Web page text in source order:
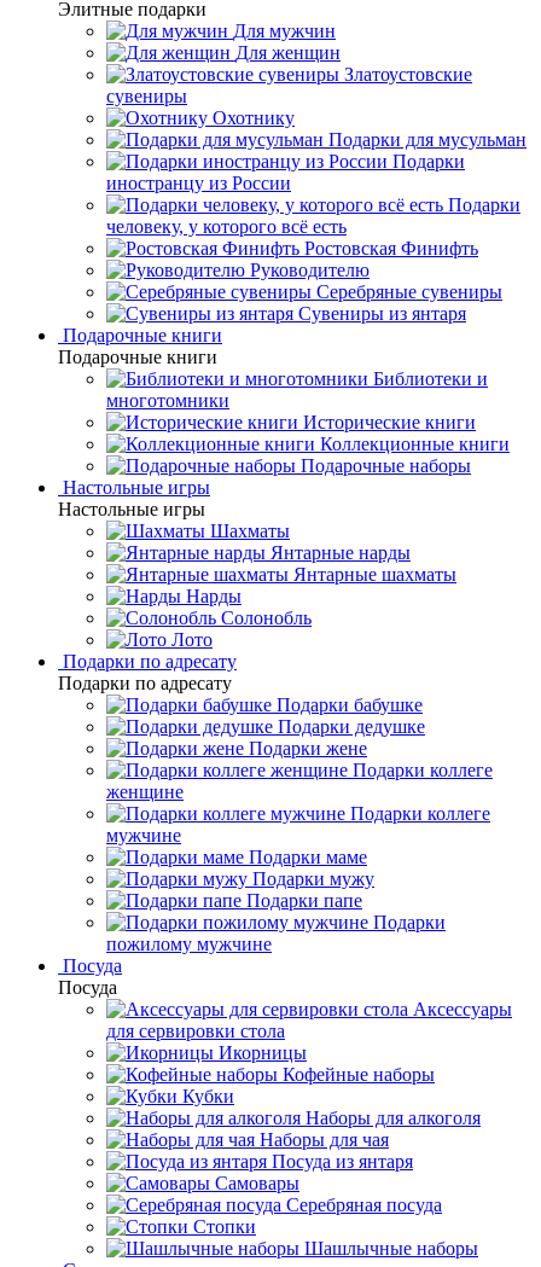
Элитные подарки
Для мужчин
Для женщин
Златоустовские
сувениры
Охотнику
Подарки для мусульман
Подарки
иностранцу из России
Подарки
человеку, у которого всё есть
Ростовская Финифть
Руководителю
Серебряные сувениры
Сувениры из янтаря
Подарочные книги
Подарочные книги
Библиотеки и
многотомники
Исторические книги
Коллекционные книги
Подарочные наборы
Настольные игры
Настольные игры
Шахматы
Янтарные нарды
Янтарные шахматы
Нарды
Солонобль
Лото
Подарки по адресату
Подарки по адресату
Подарки бабушке
Подарки дедушке
Подарки жене
Подарки коллеге
женщине
Подарки коллеге
мужчине
Подарки маме
Подарки мужу
Подарки папе
Подарки
пожилому мужчине
Посуда
Посуда
Аксессуары
для сервировки стола
Икорницы
Кофейные наборы
Кубки
Наборы для алкоголя
Наборы для чая
Посуда из янтаря
Самовары
Серебряная посуда
Стопки
Шашлычные наборы